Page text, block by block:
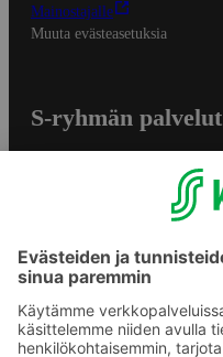
Mainostajalle
Muuta evästeasetuksia
S-ryhmän palvelut
S-ostoslista -sovellus
Prisma.fi
Sokos.fi
S-Pankki
Yhteishyvä